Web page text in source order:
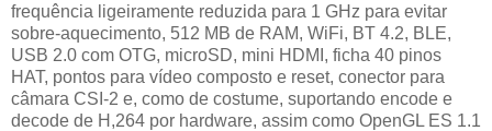
frequência ligeiramente reduzida para 1 GHz para evitar
sobre-aquecimento, 512 MB de RAM, WiFi, BT 4.2, BLE,
USB 2.0 com OTG, microSD, mini HDMI, ficha 40 pinos
HAT, pontos para vídeo composto e reset, conector para
câmara CSI-2 e, como de costume, suportando encode e
decode de H,264 por hardware, assim como OpenGL ES 1.1